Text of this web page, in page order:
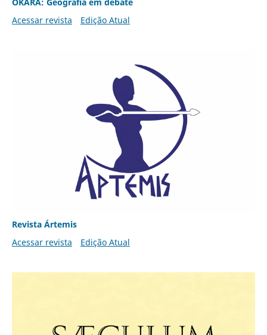
Acessar revista
Edição Atual
Revista Ártemis
Acessar revista
Edição Atual